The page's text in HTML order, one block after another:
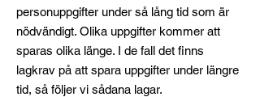
personuppgifter under så lång tid som är
nödvändigt. Olika uppgifter kommer att
sparas olika länge. I de fall det finns
lagkrav på att spara uppgifter under längre
tid, så följer vi sådana lagar.